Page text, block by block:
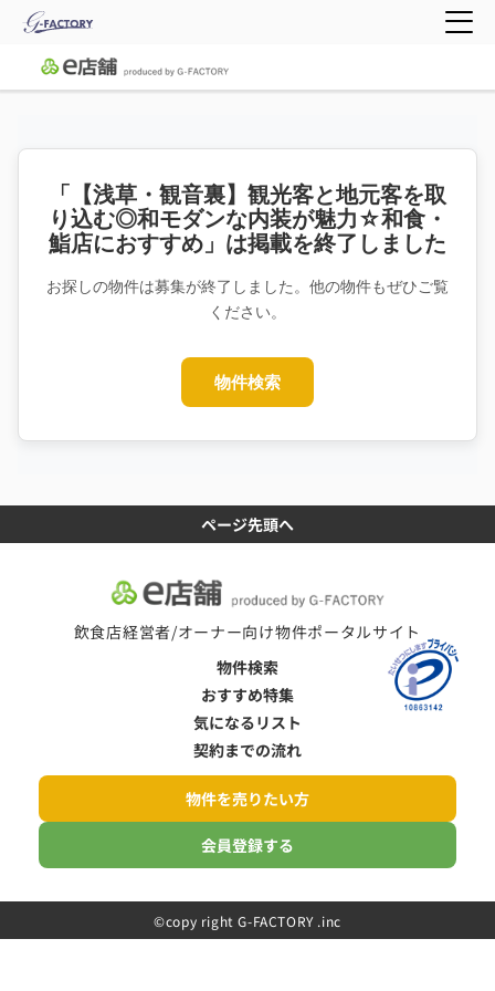
「【浅草・観音裏】観光客と地元客を取
り込む◎和モダンな内装が魅力☆和食・
鮨店におすすめ」は掲載を終了しました
お探しの物件は募集が終了しました。他の物件もぜひご覧
ください。
物件検索
ページ先頭へ
飲食店経営者/オーナー向け物件ポータルサイト
物件検索
おすすめ特集
気になるリスト
契約までの流れ
物件を売りたい方
会員登録する
©️copy right G-FACTORY .inc